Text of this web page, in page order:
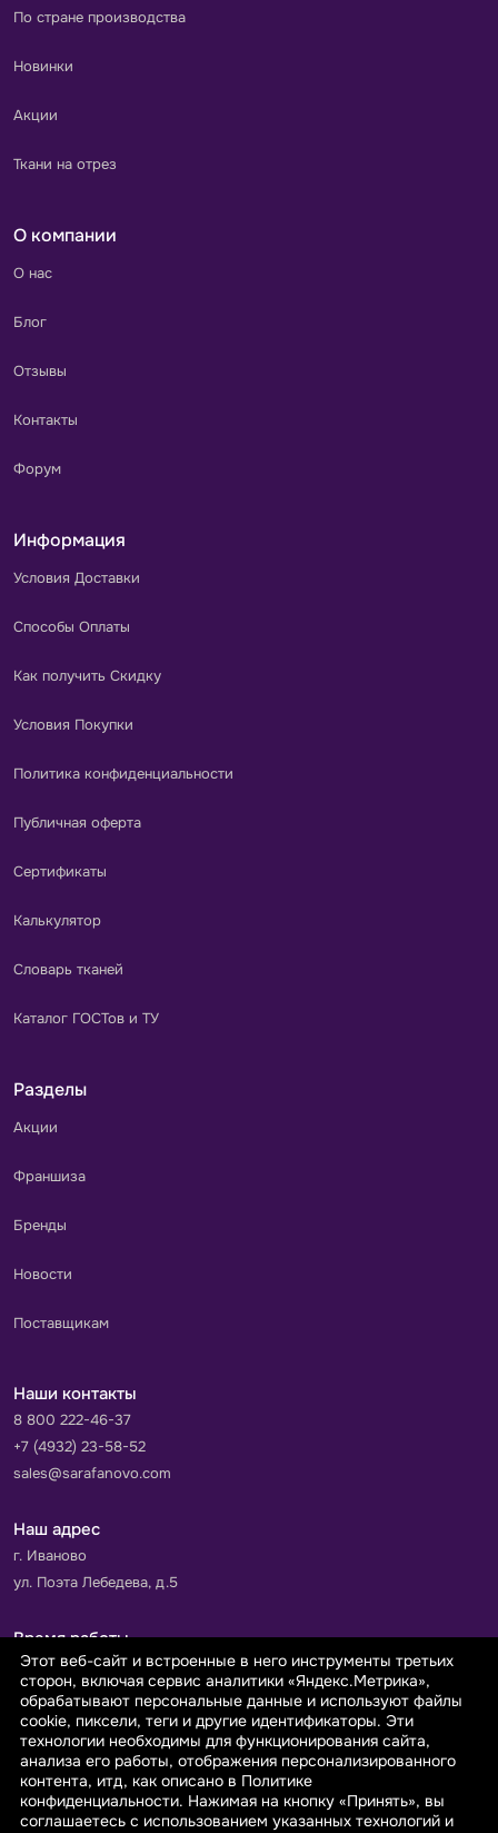
По стране производства
Новинки
Акции
Ткани на отрез
О компании
О нас
Блог
Отзывы
Контакты
Форум
Информация
Условия Доставки
Способы Оплаты
Как получить Скидку
Условия Покупки
Политика конфиденциальности
Публичная оферта
Сертификаты
Калькулятор
Словарь тканей
Каталог ГОСТов и ТУ
Разделы
Акции
Франшиза
Бренды
Новости
Поставщикам
Наши контакты
8 800 222-46-37
+7 (4932) 23-58-52
sales@sarafanovo.com
Наш адрес
г. Иваново
ул. Поэта Лебедева, д.5
Время работы
Пн-Пт с 9.00 до 18.00
Сб-Вс: выходной
Принимаем к оплате
Этот веб-сайт и встроенные в него инструменты третьих
сторон, включая сервис аналитики «Яндекс.Метрика»,
обрабатывают персональные данные и используют файлы
cookie, пиксели, теги и другие идентификаторы. Эти
технологии необходимы для функционирования сайта,
анализа его работы, отображения персонализированного
контента, итд, как описано в Политике
конфиденциальности. Нажимая на кнопку «Принять», вы
соглашаетесь с использованием указанных технологий и